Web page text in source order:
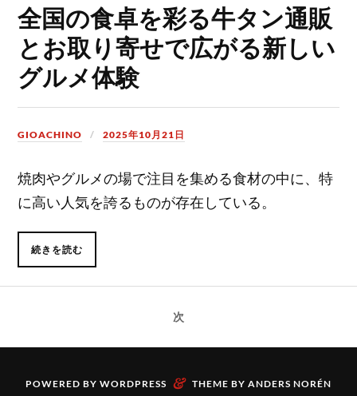
全国の食卓を彩る牛タン通販
とお取り寄せで広がる新しい
グルメ体験
GIOACHINO 2025年10月21日
焼肉やグルメの場で注目を集める食材の中に、特
に高い人気を誇るものが存在している。
続きを読む
次
POWERED BY WORDPRESS & THEME BY ANDERS NORÉN